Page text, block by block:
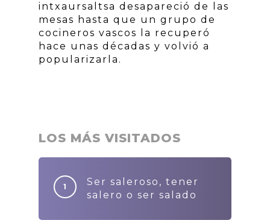
intxaursaltsa desapareció de las
mesas hasta que un grupo de
cocineros vascos la recuperó
hace unas décadas y volvió a
popularizarla.
LOS MÁS VISITADOS
Ser saleroso, tener
salero o ser salado